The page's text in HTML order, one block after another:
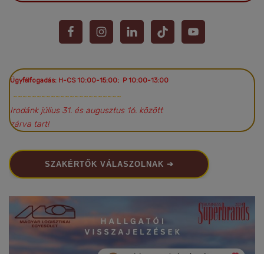
Ügyfélfogadás: H-CS 10:00-15:00; P 10:00-13:00
~~~~~~~~~~~~~~~~~~~~~~~
Irodánk július 31. és augusztus 16. között
zárva tart!
SZAKÉRTŐK VÁLASZOLNAK ➔